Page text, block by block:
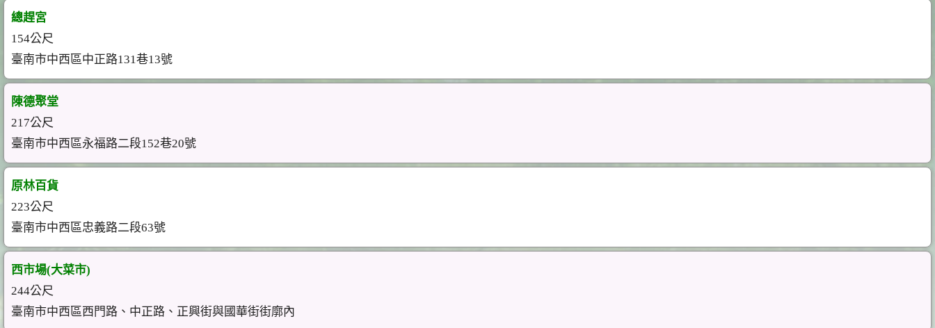
總趕宮
154公尺
臺南市中西區中正路131巷13號
陳德聚堂
217公尺
臺南市中西區永福路二段152巷20號
原林百貨
223公尺
臺南市中西區忠義路二段63號
西市場(大菜市)
244公尺
臺南市中西區西門路、中正路、正興街與國華街街廓內